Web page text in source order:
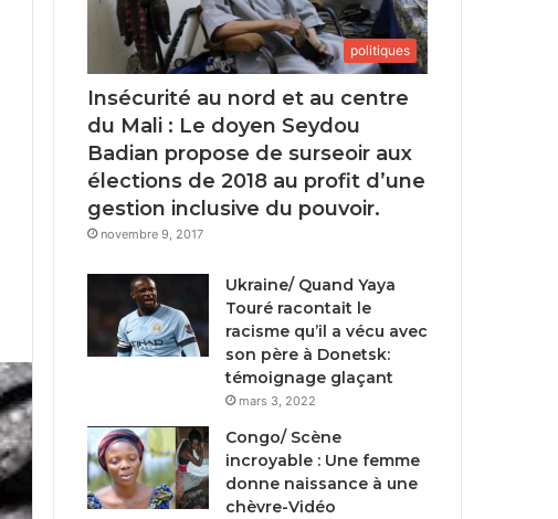
politiques
Insécurité au nord et au centre
du Mali : Le doyen Seydou
Badian propose de surseoir aux
élections de 2018 au profit d’une
gestion inclusive du pouvoir.
novembre 9, 2017
Ukraine/ Quand Yaya
Touré racontait le
racisme qu’il a vécu avec
son père à Donetsk:
témoignage glaçant
mars 3, 2022
Congo/ Scène
incroyable : Une femme
donne naissance à une
chèvre-Vidéo